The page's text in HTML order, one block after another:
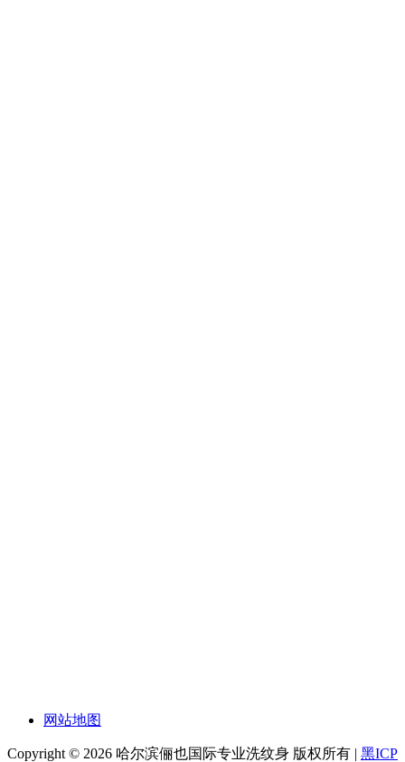
网站地图
Copyright © 2026 哈尔滨俪也国际专业洗纹身 版权所有 | 黑ICP